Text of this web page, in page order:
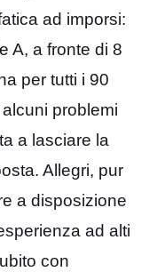
ad imporsi:
A, a fronte di 8
per tutti i 90
problemi
a lasciare la
Allegri, pur
a disposizione
ad alti
con